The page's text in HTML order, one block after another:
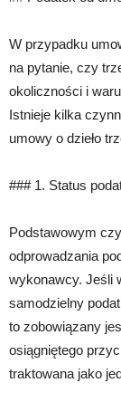
W przypadku
na pytanie, czy
okoliczności i
Istnieje kilka
umowy o dzieło
### 1. Status
Podstawowym
odprowadzania
wykonawcy. Jeśli
samodzielny
to zobowiązany
osiągniętego
traktowana jako